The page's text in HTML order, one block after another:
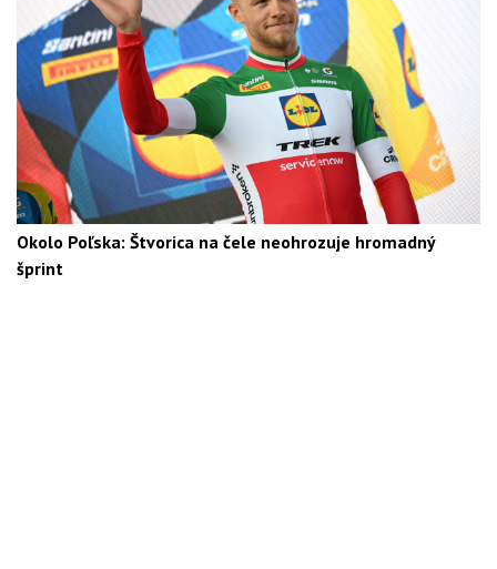
Okolo Poľska: Štvorica na čele neohrozuje hromadný
šprint